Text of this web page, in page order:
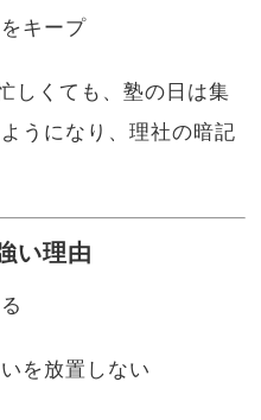
キープ
しくても、塾の日は集
うになり、理社の暗記
い理由
を放置しない